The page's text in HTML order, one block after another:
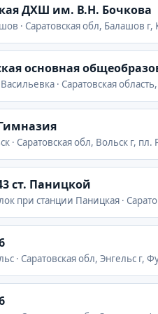
ДХШ им. В.Н. Бочкова
· Саратовская обл, Балашов г,
основная
· Саратовская
· Саратовская обл, Вольск г, пл.
ст. Паницкой
при станции Паницкая ·
· Саратовская обл, Энгельс